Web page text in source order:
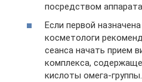
посредством
Если первой
косметологи
сеанса начать прием
комплекса,
кислоты омега-